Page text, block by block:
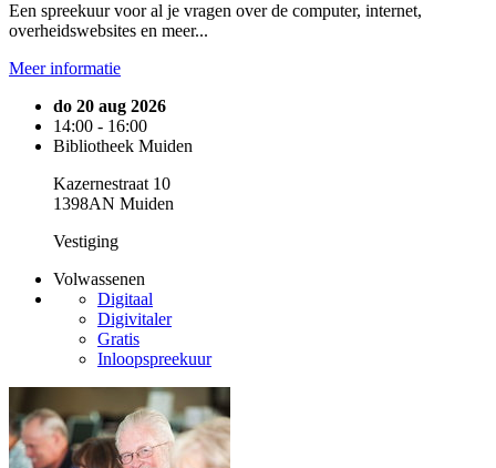
Een spreekuur voor al je vragen over de computer, internet,
overheidswebsites en meer...
Meer informatie
do 20 aug 2026
14:00 - 16:00
Bibliotheek Muiden
Kazernestraat 10
1398AN Muiden
Vestiging
Volwassenen
Digitaal
Digivitaler
Gratis
Inloopspreekuur